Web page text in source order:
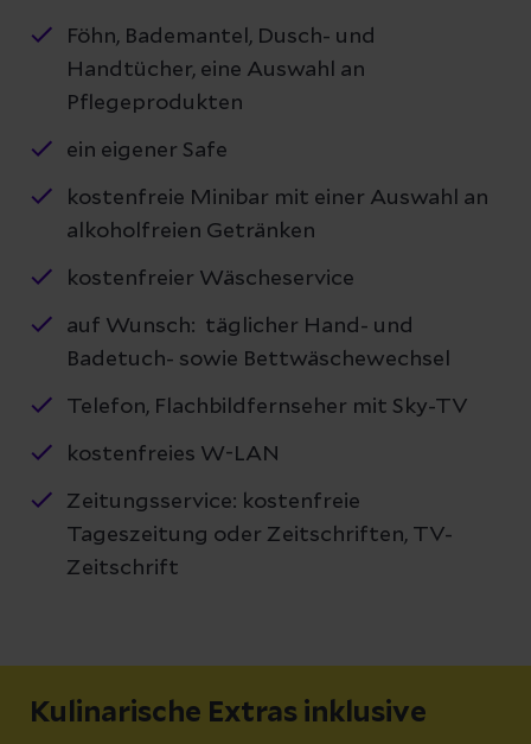
Föhn, Bademantel, Dusch- und
Handtücher, eine Auswahl an
Pflegeprodukten
ein eigener Safe
kostenfreie Minibar mit einer Auswahl an
alkoholfreien Getränken
kostenfreier Wäscheservice
auf Wunsch: täglicher Hand- und
Badetuch- sowie Bettwäschewechsel
Telefon, Flachbildfernseher mit Sky-TV
kostenfreies W-LAN
Zeitungsservice: kostenfreie
Tageszeitung oder Zeitschriften, TV-
Zeitschrift
Kulinarische Extras inklusive